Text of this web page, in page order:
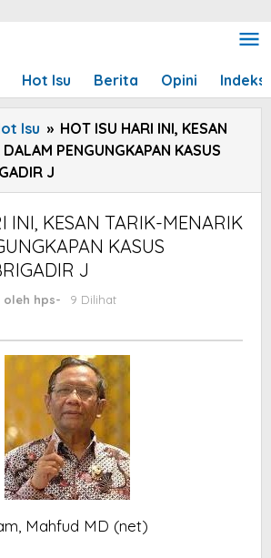
Hot Isu Berita Opini Indeks
Isu » HOT ISU HARI INI, KESAN
PENGUNGKAPAN KASUS
J
INI, KESAN TARIK-MENARIK
KASUS
J
oleh hps-
9 Dilihat
Mahfud MD (net)